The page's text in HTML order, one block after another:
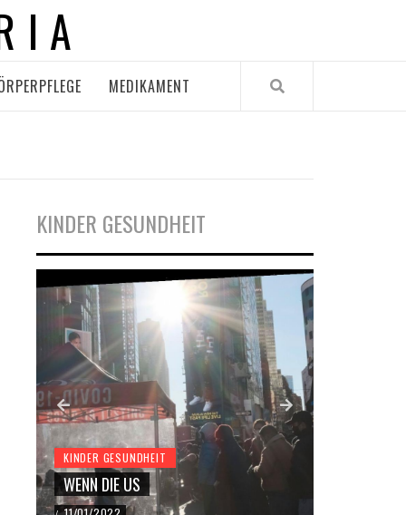
MEDIKAMENT
KINDER GESUNDHEIT
KINDER GESUNDHEIT
WENN DIE US